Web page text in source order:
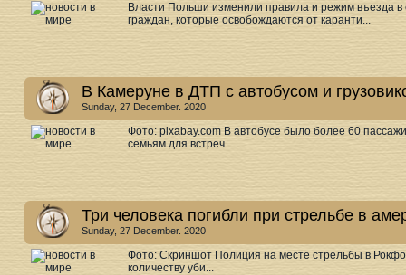
Власти Польши изменили правила и режим въезда в
граждан, которые освобождаются от каранти...
В Камеруне в ДТП с автобусом и
Sunday, 27 December. 2020
Фото: pixabay.com В автобусе было более 60
семьям для встреч...
Три человека погибли при стрельбе в
Sunday, 27 December. 2020
Фото: Скриншот Полиция на месте стрельбы в
количеству уби...